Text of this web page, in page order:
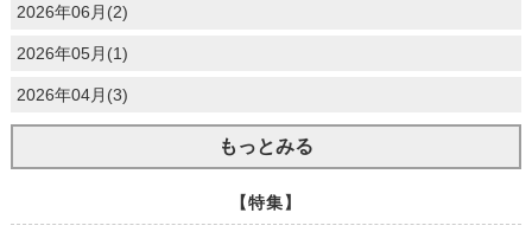
2026年06月(2)
2026年05月(1)
2026年04月(3)
もっとみる
【特集】